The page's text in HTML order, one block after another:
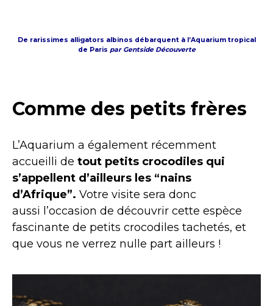
De rarissimes alligators albinos débarquent à l’Aquarium tropical
de Paris par Gentside Découverte
Comme des petits frères
L’Aquarium a également récemment
accueilli de tout petits crocodiles qui
s’appellent d’ailleurs les “nains
d’Afrique”. Votre visite sera donc
aussi l’occasion de découvrir cette espèce
fascinante de petits crocodiles tachetés, et
que vous ne verrez nulle part ailleurs !